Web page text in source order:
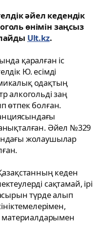
әйел кедендік
өнімін заңсыз
Ult.kz.
қаралған іс
Ю. есімді
одақтың
алкогольді заң
өтпек болған.
Әйел №329
жолаушылар
кеден
сақтамай, ірі
түрде алып
материалдарымен